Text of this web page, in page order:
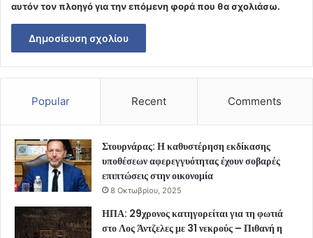
αυτόν τον πλοηγό για την επόμενη φορά που θα σχολιάσω.
Popular Recent Comments
Στουρνάρας: Η καθυστέρηση εκδίκασης
υποθέσεων αφερεγγυότητας έχουν σοβαρές
επιπτώσεις στην οικονομία
8 Οκτωβρίου, 2025
ΗΠΑ: 29χρονος κατηγορείται για τη φωτιά
στο Λος Άντζελες με 31 νεκρούς – Πιθανή η